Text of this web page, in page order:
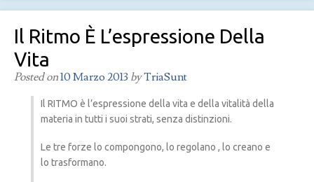
Il Ritmo È L’espressione Della
Vita
Posted on10 Marzo 2013 byTriaSunt
Il RITMO è l’espressione della vita e della vitalità della
materia in tutti i suoi strati, senza distinzioni.
Le tre forze lo compongono, lo regolano , lo creano e
lo trasformano.